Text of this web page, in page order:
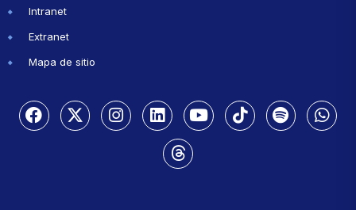
Intranet
Extranet
Mapa de sitio